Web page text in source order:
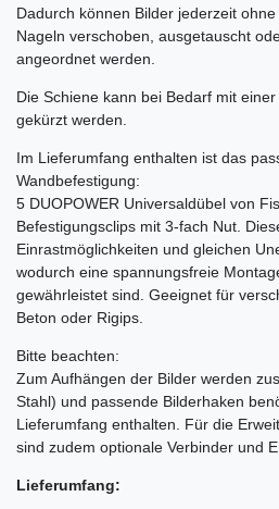
Dadurch können Bilder jederzeit
Nageln verschoben, ausgetauscht
angeordnet werden.
Die Schiene kann bei Bedarf mit
gekürzt werden.
Im Lieferumfang enthalten ist das
Wandbefestigung:
5 DUOPOWER Universaldübel von
Befestigungsclips mit 3-fach Nut.
Einrastmöglichkeiten und gleichen
wodurch eine spannungsfreie
gewährleistet sind. Geeignet für
Beton oder Rigips.
Bitte beachten:
Zum Aufhängen der Bilder werden
Stahl) und passende Bilderhaken
Lieferumfang enthalten. Für die
sind zudem optionale Verbinder und
Lieferumfang: